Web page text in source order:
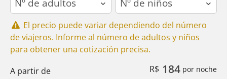
El precio puede variar dependiendo del número
de viajeros. Informe al número de adultos y niños
para obtener una cotización precisa.
A partir de
R$ 184 por noche